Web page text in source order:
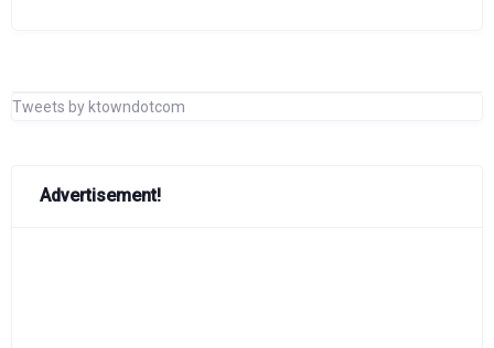
Tweets by ktowndotcom
Advertisement!